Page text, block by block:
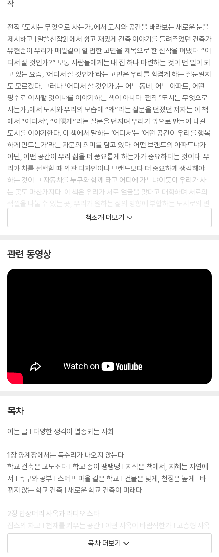
작
전작 『도시는 무엇으로 사는가』에서 도시와 공간을 바라보는 새로운 눈을
제시하고 [알쓸신잡2]에서 쉽고 재밌게 건축 이야기를 들려주었던 건축가
유현준이 우리가 매일같이 할 법한 고민을 제목으로 한 신작을 펴냈다. “어
디서 살 것인가?” 보통 사람들에게는 내 집 하나 마련하는 것이 먼 일이 되
고 있는 요즘, ‘어디서 살 것인가’라는 고민은 우리를 힘겹게 하는 질문일지
도 모르겠다. 그러나 『어디서 살 것인가』는 어느 동네, 어느 아파트, 어떤
평수로 이사할 것이냐를 이야기하는 책이 아니다. 전작 『도시는 무엇으로
사는가』에서 도시와 우리의 모습에 “왜”라는 질문을 던졌던 저자는 이 책
에서 “어디서”, “어떻게”라는 질문을 던지며 우리가 앞으로 만들어 나갈
도시를 이야기한다. 이 책에서 말하는 ‘어디서’는 ‘어떤 공간이 우리를 행복
하게 만드는가’라는 자문의 의미를 담고 있다. 어떤 브랜드의 아파트냐가
아닌, 어떤 공간이 우리 삶을 더 풍요롭게 하는가가 중요하다는 것이다. 우
리가 차를 선택할 때 외관 디자인이나 브랜드보다 더 중요하게 생각해야
하는 것이 그 자동차를 누구와 함께 타고 어디에 가느냐이듯이 우리가 사
는 곳도 마찬가지다. 이 책은 우리가 서로 얼굴을 맞대고 대화하며 서로의
색깔을 나눌 수 있는 곳, 우리가 원하는 삶의 방향에 부합하는 도시로의 변
화를 이야기한다. 변화는 당연히 어렵고 시간도 걸리는 일이지만 우리가
살 곳을 스스로 만들어 가자고 말이다.
책소개 더보기
관련 동영상
목차
여는 글 | 다양한 생각이 멸종되는 사회
1장 양계장에서는 독수리가 나오지 않는다
학교 건축은 교도소다 | 학교 종이 땡땡땡 | 지식은 책에서, 지혜는 자연에
서 | 축구와 공부 | 스머프 마을 같은 학교 | 건물은 낮게, 천장은 높게 | 바
뀌지 않는 학교 건축 | 새로운 학교 건축이 미래다
2장 밥상머리 사옥과 라디오 스타
잡스의 차고 | 천재를 키우는 공간 | 어떤 사옥이 바람직한가 | 고층형 사옥
| 밥상머리 사옥 | 수평적 사옥 | 애플 사옥의 장단점 | 라디오 스타 건축 |
경계의 모호성 | 시대정신과 건축 공간
목차 더보기